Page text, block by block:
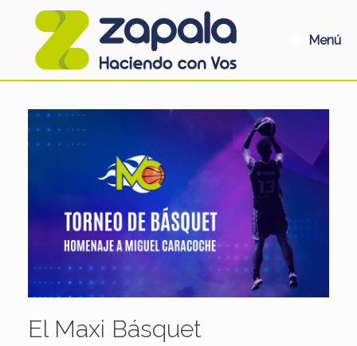
Menú
El Maxi Básquet